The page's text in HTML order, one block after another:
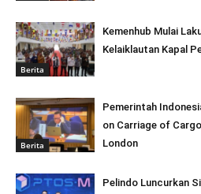
Berita
Kemenhub Mulai
Kelaiklautan Kapal
Berita
Pemerintah
on Carriage of
London
Pelindo Luncurkan